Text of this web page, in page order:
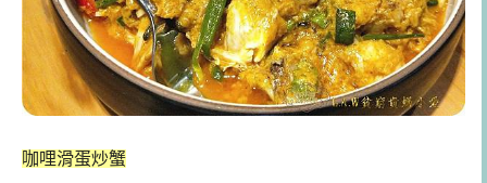
咖哩滑蛋炒蟹